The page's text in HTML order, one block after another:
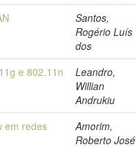
Santos,
Rogério Luís
dos
e 802.11n
Leandro,
Willian
Andrukiu
em redes
Amorim,
Roberto José